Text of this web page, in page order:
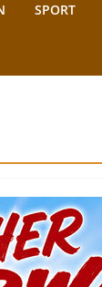
SPORT